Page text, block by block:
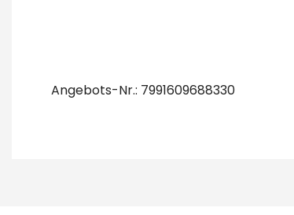
Angebots-Nr.: 7991609688330